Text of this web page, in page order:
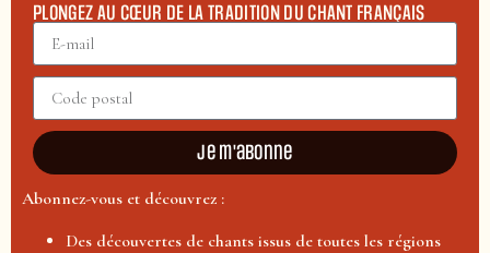
PLONGEZ AU CŒUR DE LA TRADITION DU CHANT FRANÇAIS
Je m'abonne
Abonnez-vous et découvrez :
Des découvertes de chants issus de toutes les régions